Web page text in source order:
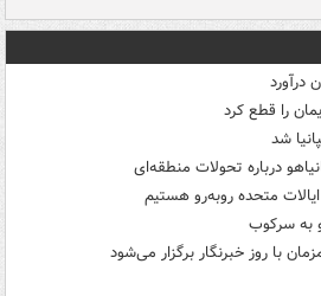
درآورد
را قطع کرد
شد
درباره تحولات منطقه‌ای
متحده روبه‌رو هستیم
به سرکوب
با روز خبرنگار برگزار می‌شود